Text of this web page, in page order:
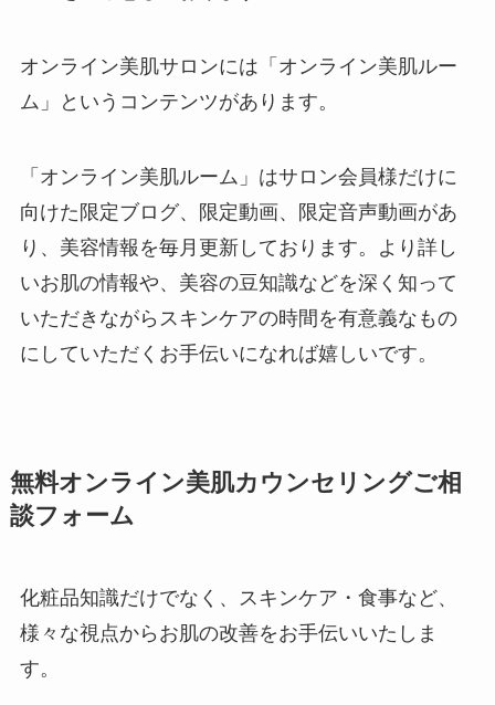
オンライン美肌サロンには「オンライン美肌ルー
ム」というコンテンツがあります。
「オンライン美肌ルーム」はサロン会員様だけに
向けた限定ブログ、限定動画、限定音声動画があ
り、美容情報を毎月更新しております。より詳し
いお肌の情報や、美容の豆知識などを深く知って
いただきながらスキンケアの時間を有意義なもの
にしていただくお手伝いになれば嬉しいです。
無料オンライン美肌カウンセリングご相
談フォーム
化粧品知識だけでなく、スキンケア・食事など、
様々な視点からお肌の改善をお手伝いいたしま
す。